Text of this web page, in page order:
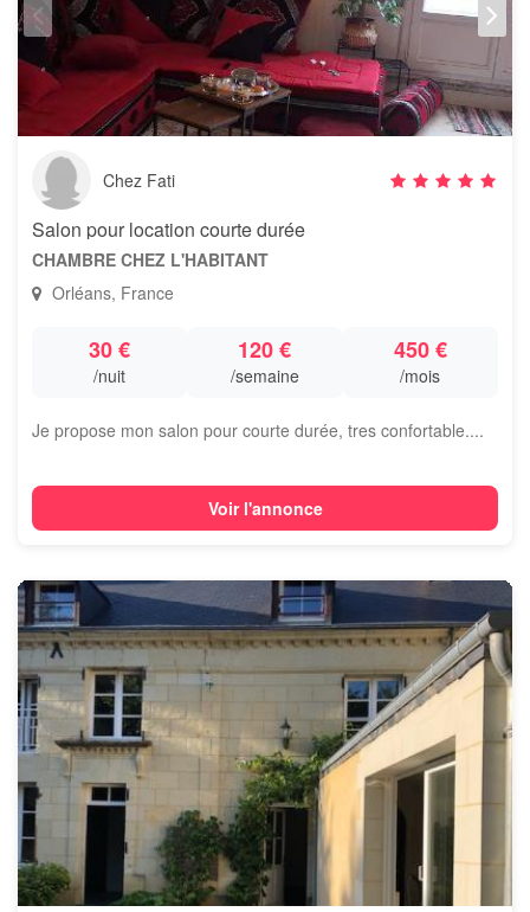
Chez Fati
Salon pour location courte durée
CHAMBRE CHEZ L'HABITANT
Orléans, France
30 €
/nuit
120 €
/semaine
450 €
/mois
Je propose mon salon pour courte durée, tres confortable....
Voir l'annonce